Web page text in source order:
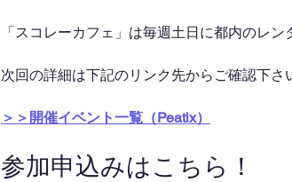
「スコレーカフェ」は毎週土日に都内のレン
次回の詳細は下記のリンク先からご確認下さ
＞＞開催イベント一覧（Peatix）
参加申込みはこちら！